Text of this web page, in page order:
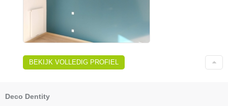
BEKIJK VOLLEDIG PROFIEL
Deco Dentity